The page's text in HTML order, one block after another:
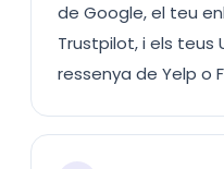
de Google, el teu
Trustpilot, i els teus
ressenya de Yelp o